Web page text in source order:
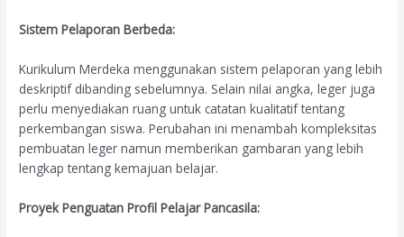
Sistem Pelaporan Berbeda:
Kurikulum Merdeka menggunakan sistem pelaporan yang lebih
deskriptif dibanding sebelumnya. Selain nilai angka, leger juga
perlu menyediakan ruang untuk catatan kualitatif tentang
perkembangan siswa. Perubahan ini menambah kompleksitas
pembuatan leger namun memberikan gambaran yang lebih
lengkap tentang kemajuan belajar.
Proyek Penguatan Profil Pelajar Pancasila: